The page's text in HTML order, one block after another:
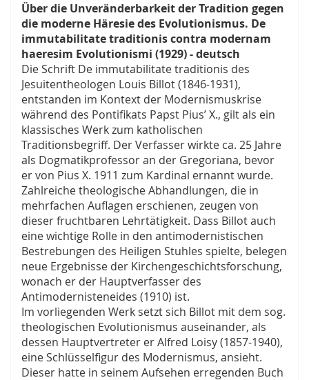
Über die Unveränderbarkeit der Tradition gegen
die moderne Häresie des Evolutionismus. De
immutabilitate traditionis contra modernam
haeresim Evolutionismi (1929) - deutsch
Die Schrift De immutabilitate traditionis des
Jesuitentheologen Louis Billot (1846-1931),
entstanden im Kontext der Modernismuskrise
während des Pontifikats Papst Pius’ X., gilt als ein
klassisches Werk zum katholischen
Traditionsbegriff. Der Verfasser wirkte ca. 25 Jahre
als Dogmatikprofessor an der Gregoriana, bevor
er von Pius X. 1911 zum Kardinal ernannt wurde.
Zahlreiche theologische Abhandlungen, die in
mehrfachen Auflagen erschienen, zeugen von
dieser fruchtbaren Lehrtätigkeit. Dass Billot auch
eine wichtige Rolle in den antimodernistischen
Bestrebungen des Heiligen Stuhles spielte, belegen
neue Ergebnisse der Kirchengeschichtsforschung,
wonach er der Hauptverfasser des
Antimodernisteneides (1910) ist.
Im vorliegenden Werk setzt sich Billot mit dem sog.
theologischen Evolutionismus auseinander, als
dessen Hauptvertreter er Alfred Loisy (1857-1940),
eine Schlüsselfigur des Modernismus, ansieht.
Dieser hatte in seinem Aufsehen erregenden Buch